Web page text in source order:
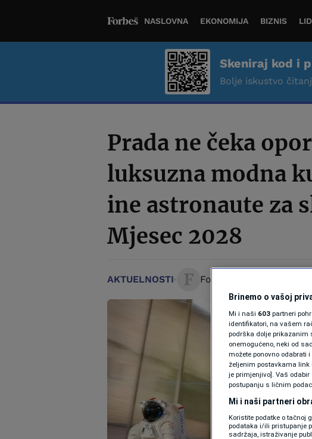
NASLOVNA EKONOMIJA BIZNIS
Skeniraj kod i
Bolje iskustvo
Prada ne čeka
luksuzna modna
ine astronaute za
Mjesec 2028
AKTUELNOSTI Forbes BiH
Brinemo o vašoj
Mi i naši 603 partneri
identifikatori, na vašem
podrška dolje prikazanim
onemogućeno, neki od
možete ponovno odabrati
željenim postavkama link
je primjenjivo]. Vaš odabir
postupanju s ličnim
Mi i naši partneri
Koristite podatke o tačnoj
podataka i/ili pristupanje
sadržaja, istraživanje